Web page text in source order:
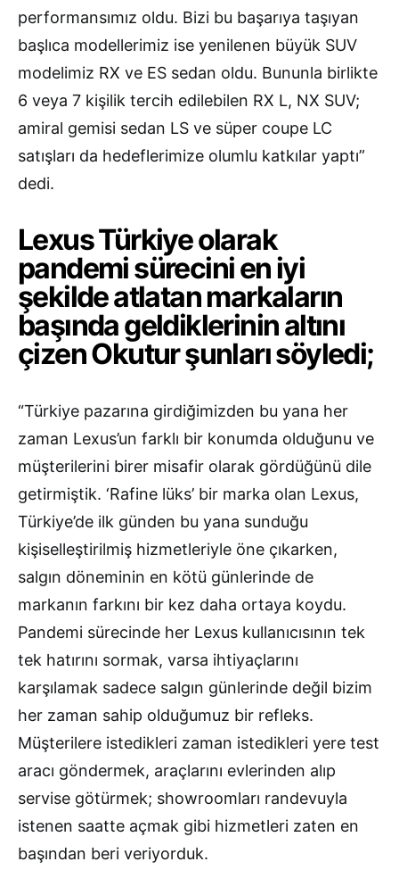
performansımız oldu. Bizi bu başarıya taşıyan
başlıca modellerimiz ise yenilenen büyük SUV
modelimiz RX ve ES sedan oldu. Bununla birlikte
6 veya 7 kişilik tercih edilebilen RX L, NX SUV;
amiral gemisi sedan LS ve süper coupe LC
satışları da hedeflerimize olumlu katkılar yaptı”
dedi.
Lexus Türkiye olarak
pandemi sürecini en iyi
şekilde atlatan markaların
başında geldiklerinin altını
çizen Okutur şunları söyledi;
“Türkiye pazarına girdiğimizden bu yana her
zaman Lexus’un farklı bir konumda olduğunu ve
müşterilerini birer misafir olarak gördüğünü dile
getirmiştik. ‘Rafine lüks’ bir marka olan Lexus,
Türkiye’de ilk günden bu yana sunduğu
kişiselleştirilmiş hizmetleriyle öne çıkarken,
salgın döneminin en kötü günlerinde de
markanın farkını bir kez daha ortaya koydu.
Pandemi sürecinde her Lexus kullanıcısının tek
tek hatırını sormak, varsa ihtiyaçlarını
karşılamak sadece salgın günlerinde değil bizim
her zaman sahip olduğumuz bir refleks.
Müşterilere istedikleri zaman istedikleri yere test
aracı göndermek, araçlarını evlerinden alıp
servise götürmek; showroomları randevuyla
istenen saatte açmak gibi hizmetleri zaten en
başından beri veriyorduk.